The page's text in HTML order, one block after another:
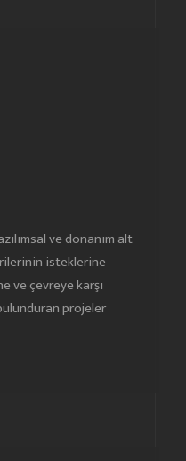
ve donanım alt
isteklerine
ve çevreye karşı
projeler